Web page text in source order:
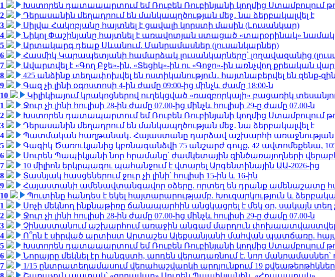
1
Խստորեն դատապարտում եմ Ռուբեն Ռուբինյանի կողմից Ստամբուլում
2
Դերասանին մեղադրում են մանկապղծության մեջ․ նա ձերբակալվել է
3
Սիլվա Հակոբյանը հայտնել է ցավալի կորստի մասին (Լուսանկար)
4
Նիկոլ Փաշինյանը հայտնել է առավոտյան ստացած «տարօրինակ»
5
Արտակարգ դեպք Սևանում. Մանրամասներ (լուսանկարներ)
6
Հասմիկ Կարապետյանի համարձակ լուսանկարները՝ լողավազանից
7
Ավարտվել է «Գող Բջե»-ին, «Տեցիկ»-ին ու «Գոջո»-ին առնչվող քրեական
8
425 անձինք տեղափոխվել են ոստիկանություն․ հայտնաբերվել են զենք-
9
Գազ չի լինի օգոստոսի 4-ին ժամը 09:00-ից մինչև ժամը 18:00-ն
10
Կիլիկիայում կրակոցներով ուղեկցված «ռազբորկայի» բացառիկ
1
Ջուր չի լինի հուլիսի 28-ին ժամը 07.00-ից մինչև հուլիսի 29-ը ժամը 07.00-ն
2
Խստորեն դատապարտում եմ Ռուբեն Ռուբինյանի կողմից Ստամբուլում
3
Դերասանին մեղադրում են մանկապղծության մեջ․ նա ձերբակալվել է
4
Պատմական հաղթանակ․ Հայաստանը դարձավ աշխարհի առաջնության
5
Գագիկ Ծառուկյանից կբռնագանձվի 75 անշարժ գույք, 42 ավտոմեքենա,
6
Սուրեն Պապիկյանի նոր հրամանը՝ ժամկետային զինծառայողների
7
10 միլիոն երկրպագու պահանջում է վտարել Արգենտինային ԱԱ-2026-ից
8
Տասնյակ հասցեներում ջուր չի լինի՝ հուլիսի 15-ին և 16-ին
9
Հայաստանի ամենավտանգավոր օձերը. որտեղ են դրանք ամենաշատը
10
Պուտինը հանդես է եկել հայտարարությամբ. Խուզարկություն և
1
Սոչի մեկնող ինքնաթիռը ճանապարհին անցկացրել է մեկ օր, սակայն տեղ
2
Ջուր չի լինի հուլիսի 28-ին ժամը 07.00-ից մինչև հուլիսի 29-ը ժամը 07.00-ն
3
Չինաստանում աշխարհում առաջին անգամ մարդուն փոխպատվաստվել
4
Ո՞րն է սիրված արտիստ Արտաշես Ալեքսանյանի մահվան պատճառը.
5
Խստորեն դատապարտում եմ Ռուբեն Ռուբինյանի կողմից Ստամբուլում
6
Նորայրը մեկնել էր հանգստի, արդեն վերադառնում է. նոր
7
1/15 ընտրատեղամասում վերահաշվարկի արդյունքում 19